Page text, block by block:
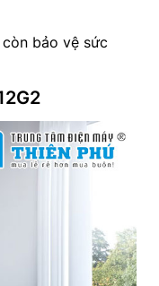
bảo vệ sức